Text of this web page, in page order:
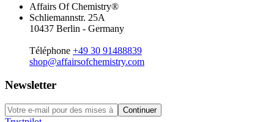
Affairs Of Chemistry®
Schliemannstr. 25A
10437 Berlin - Germany
Téléphone +49 30 91488839
shop@affairsofchemistry.com
Newsletter
Continuer